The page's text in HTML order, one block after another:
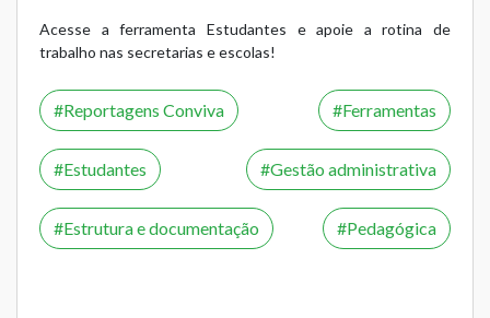
Acesse a ferramenta Estudantes e apoie a rotina de
trabalho nas secretarias e escolas!
Reportagens Conviva Ferramentas
Estudantes Gestão administrativa
Estrutura e documentação Pedagógica